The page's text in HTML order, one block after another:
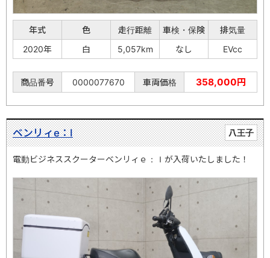
年式 色 走行距離 車検・保険
排気量
2020年
白 5,057km なし EVcc
商品番号 0000077670 車両価格 358,000円
八王子
ベンリィe：Ⅰ
電動ビジネススクーターベンリィｅ：Ｉが入荷いたしました！